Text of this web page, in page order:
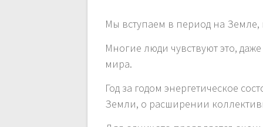
Мы вступаем в период на Земле,
Многие люди чувствуют это,
мира.
Год за годом энергетическое
Земли, о расширении